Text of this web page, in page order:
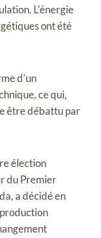
L'énergie
ont été
d'un
ce qui,
être débattu par
élection
du Premier
a décidé en